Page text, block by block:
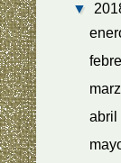
▼
abril